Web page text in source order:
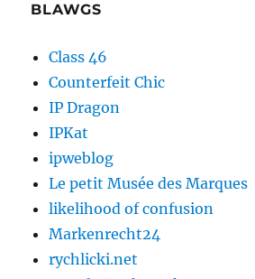
BLAWGS
Class 46
Counterfeit Chic
IP Dragon
IPKat
ipweblog
Le petit Musée des Marques
likelihood of confusion
Markenrecht24
rychlicki.net